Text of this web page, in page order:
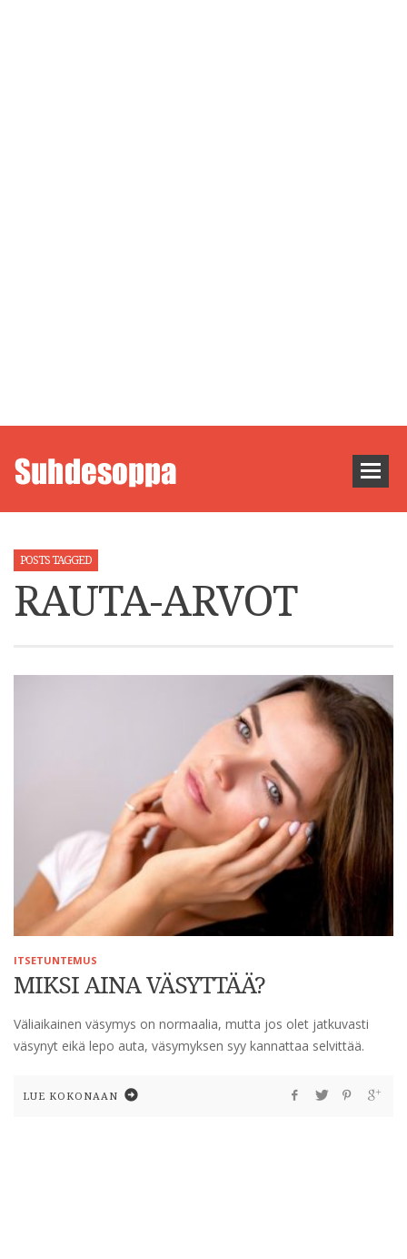
POSTS TAGGED
RAUTA-ARVOT
ITSETUNTEMUS
MIKSI AINA VÄSYTTÄÄ?
Väliaikainen väsymys on normaalia, mutta jos olet jatkuvasti
väsynyt eikä lepo auta, väsymyksen syy kannattaa selvittää.
LUE KOKONAAN